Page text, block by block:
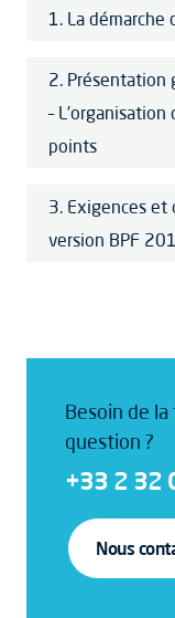
1. La
2. Présentation
–
points
3. Exigences et
version BPF
Besoin de
question ?
+33 2 32
Nous